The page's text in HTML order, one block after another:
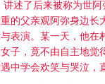
述了后来被称为世阿
的父亲观阿弥身边长
表演。某一天，他在
子，竟不由自主地
中学会欢笑与哭泣，